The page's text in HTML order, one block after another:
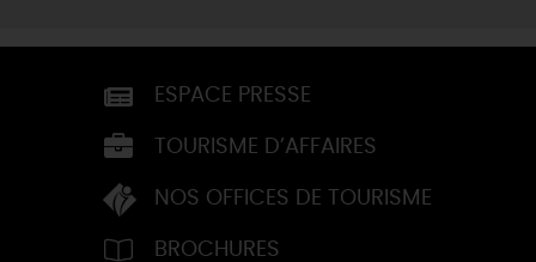
ESPACE PRESSE
TOURISME D’AFFAIRES
NOS OFFICES DE TOURISME
BROCHURES